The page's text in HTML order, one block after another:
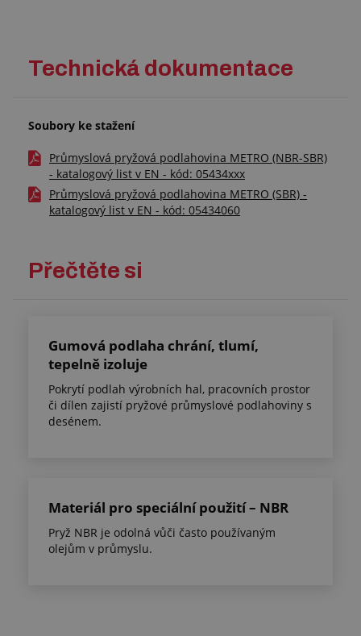
Technická dokumentace
Soubory ke stažení
Průmyslová pryžová podlahovina METRO (NBR-SBR)
- katalogový list v EN - kód: 05434xxx
Průmyslová pryžová podlahovina METRO (SBR) -
katalogový list v EN - kód: 05434060
Přečtěte si
Gumová podlaha chrání, tlumí,
tepelně izoluje
Pokrytí podlah výrobních hal, pracovních prostor
či dílen zajistí pryžové průmyslové podlahoviny s
desénem.
Materiál pro speciální použití – NBR
Pryž NBR je odolná vůči často používaným
olejům v průmyslu.